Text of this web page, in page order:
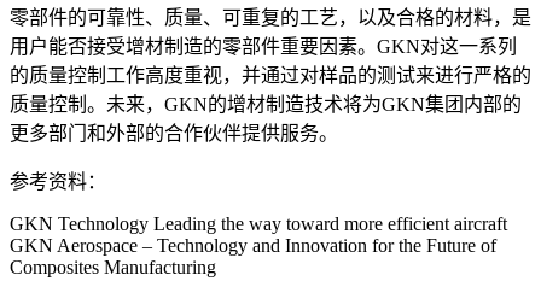
零部件的可靠性、质量、可重复的工艺，以及合格的材料，是
用户能否接受增材制造的零部件重要因素。GKN对这一系列
的质量控制工作高度重视，并通过对样品的测试来进行严格的
质量控制。未来，GKN的增材制造技术将为GKN集团内部的
更多部门和外部的合作伙伴提供服务。
参考资料：
GKN Technology Leading the way toward more efficient aircraft
GKN Aerospace – Technology and Innovation for the Future of
Composites Manufacturing